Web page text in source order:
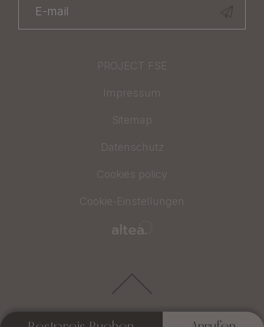
PROJECT FSE
Impressum
Sitemap
Datenschutz
Cookies policy
Cookie-Einstellungen